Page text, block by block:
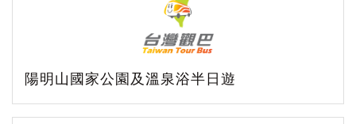
陽明山國家公園及溫泉浴半日遊